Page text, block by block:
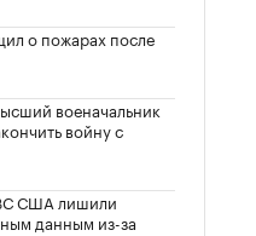
о пожарах после
военачальник
войну с
США лишили
данным из-за